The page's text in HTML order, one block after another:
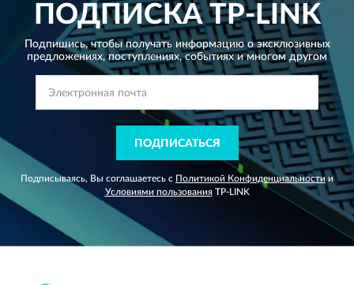
ПОДПИСКАTP-LINK
Подпишись, чтобы получать информацию о эксклюзивных
предложениях,поступлениях, событиях и многом другом
ПОДПИСАТЬСЯ
Подписываясь, Вы соглашаетесь с Политикой Конфиденциальности и
Условиями пользованияTP-LINK